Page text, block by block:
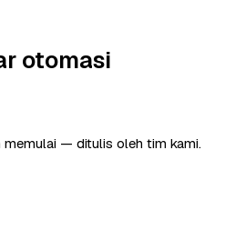
otomasi
— ditulis oleh tim kami.